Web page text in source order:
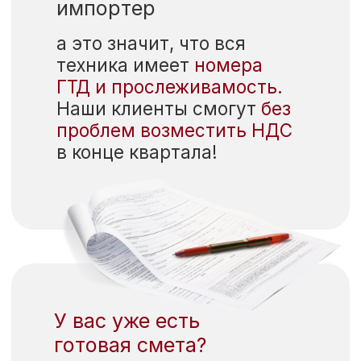
Адреса
представительств
г. Москва, Шлюзовая наб. д. 4
+7 499 938 56 11
info@miele-trade.com